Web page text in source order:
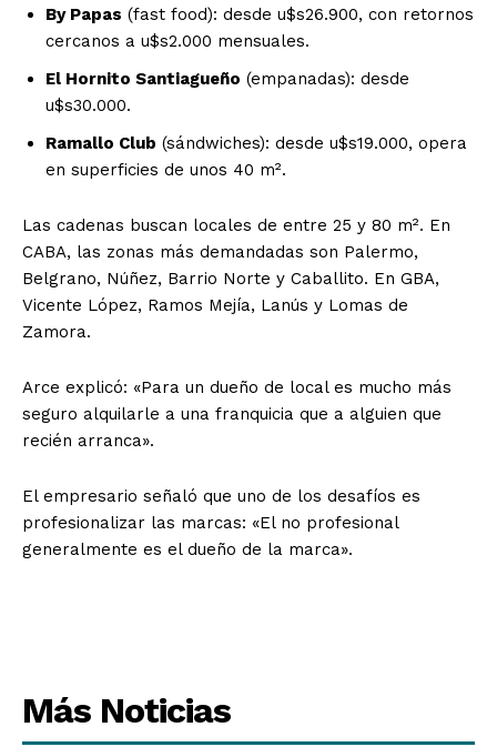
By Papas (fast food): desde u$s26.900, con retornos
cercanos a u$s2.000 mensuales.
El Hornito Santiagueño (empanadas): desde
u$s30.000.
Ramallo Club (sándwiches): desde u$s19.000, opera
en superficies de unos 40 m².
Las cadenas buscan locales de entre 25 y 80 m². En
CABA, las zonas más demandadas son Palermo,
Belgrano, Núñez, Barrio Norte y Caballito. En GBA,
Vicente López, Ramos Mejía, Lanús y Lomas de
Zamora.
Arce explicó: «Para un dueño de local es mucho más
seguro alquilarle a una franquicia que a alguien que
recién arranca».
El empresario señaló que uno de los desafíos es
profesionalizar las marcas: «El no profesional
generalmente es el dueño de la marca».
Más Noticias